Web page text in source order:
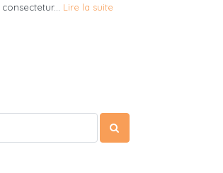
consectetur... Lire la suite